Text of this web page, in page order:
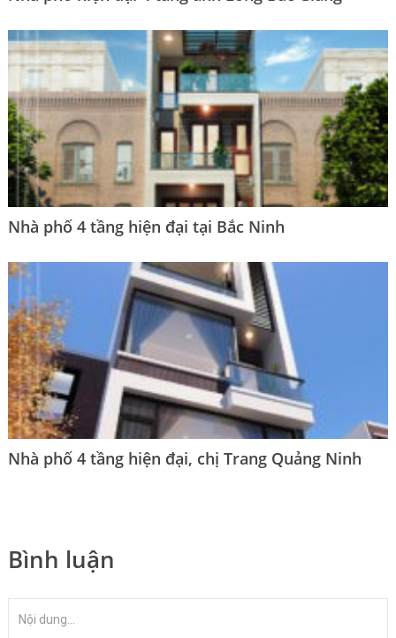
Nhà phố 4 tầng hiện đại tại Bắc Ninh
Nhà phố 4 tầng hiện đại, chị Trang Quảng Ninh
Bình luận